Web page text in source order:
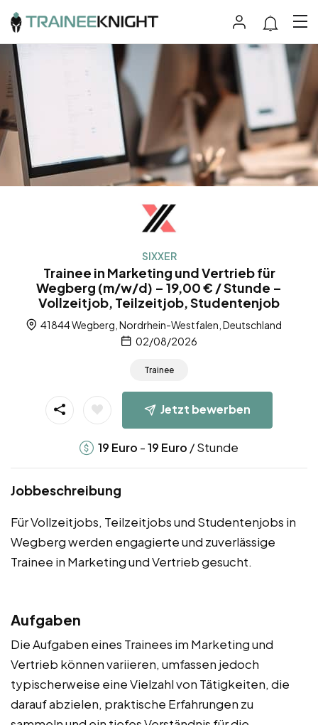
SIXXER
Trainee in Marketing und Vertrieb für
Wegberg (m/w/d) – 19,00 € / Stunde –
Vollzeitjob, Teilzeitjob, Studentenjob
41844 Wegberg, Nordrhein-Westfalen, Deutschland
02/08/2026
Trainee
Jetzt bewerben
19 Euro -19 Euro / Stunde
Jobbeschreibung
Für Vollzeitjobs, Teilzeitjobs und Studentenjobs in
Wegberg werden engagierte und zuverlässige
Trainee in Marketing und Vertrieb gesucht.
Aufgaben
Die Aufgaben eines Trainees im Marketing und
Vertrieb können variieren, umfassen jedoch
typischerweise eine Vielzahl von Tätigkeiten, die
darauf abzielen, praktische Erfahrungen zu